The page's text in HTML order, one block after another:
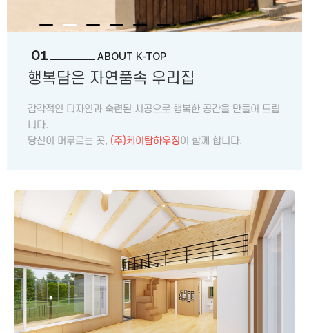
01 ABOUT K-TOP
행복담은 자연품속 우리집
감각적인 디자인과 숙련된 시공으로 행복한 공간을 만들어 드립
니다.
당신이 머무르는 곳, (주)케이탑하우징이 함께 합니다.